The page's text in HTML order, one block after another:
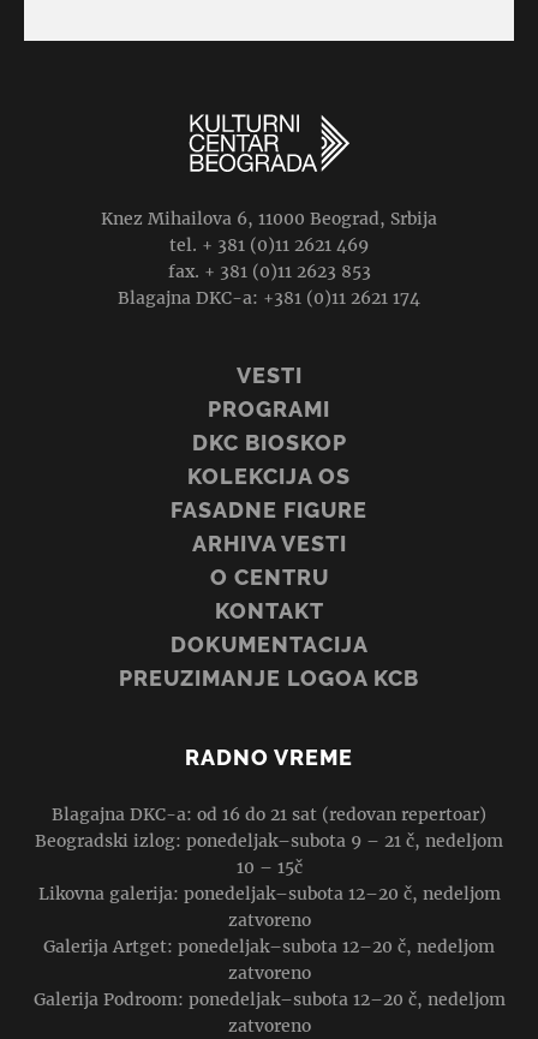
Knez Mihailova 6, 11000 Beograd, Srbija
tel. + 381 (0)11 2621 469
fax. + 381 (0)11 2623 853
Blagajna DKC-a: +381 (0)11 2621 174
VESTI
PROGRAMI
DKC BIOSKOP
KOLEKCIJA OS
FASADNE FIGURE
ARHIVA VESTI
O CENTRU
KONTAKT
DOKUMENTACIJA
PREUZIMANJE LOGOA KCB
RADNO VREME
Blagajna DKC-a: od 16 do 21 sat (redovan repertoar)
Beogradski izlog: ponedeljak–subota 9 – 21 č, nedeljom
10 – 15č
Likovna galerija: ponedeljak–subota 12–20 č, nedeljom
zatvoreno
Galerija Artget: ponedeljak–subota 12–20 č, nedeljom
zatvoreno
Galerija Podroom: ponedeljak–subota 12–20 č, nedeljom
zatvoreno